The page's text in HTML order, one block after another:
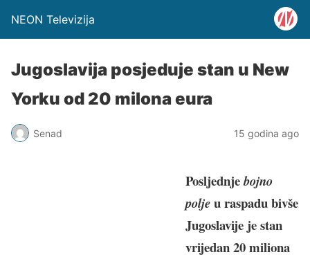
NEON Televizija
Jugoslavija posjeduje stan u New
Yorku od 20 milona eura
Senad 15 godina ago
Posljednjebojno
poljeu raspadu bivše
Jugoslavije je stan
vrijedan 20 miliona